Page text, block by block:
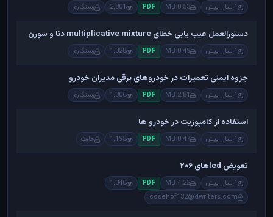
1 سال پیش 0.53 MB
PDF
2,801 رستگاری
دستورالعمل عیب یابی خطای multiplicative mixture دنا و سورن
1 سال پیش 0.49 MB
PDF
1,328 رستگاری
جزوه ایمنی تعمیرات در خودروهای برقی مدیران خودرو
1 سال پیش 2.81 MB
PDF
1,306 رستگاری
استفاده از کامپوزیت در خودرو ها
1 سال پیش 0.47 MB
PDF
1,195 حارث
تعویض ledهای ۲۰۶
1 سال پیش 4.22 MB
PDF
1,340
cosehof132@dwriters.com